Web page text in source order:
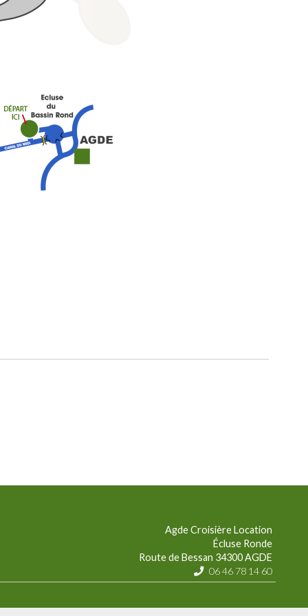
Agde Croisière Location
Écluse Ronde
Route de Bessan 34300AGDE
06 46 78 14 60